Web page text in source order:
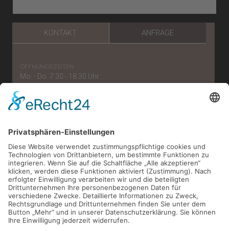
KONTAKT ANFRAGE
öffnungszeiten
Mo. - Do. 7:30 - 18:30 Uhr
telefonnummer
e-mail
verwaltung[at]zahnaerzte-im-belgischen.de